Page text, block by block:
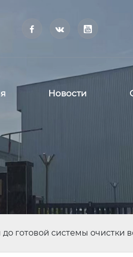
  
Новости
готовой системы очистки